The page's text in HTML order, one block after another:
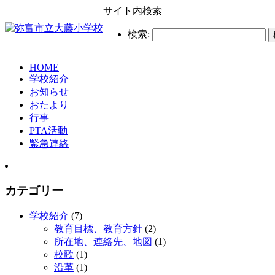
サイト内検索
検索:
HOME
学校紹介
お知らせ
おたより
行事
PTA活動
緊急連絡
カテゴリー
学校紹介 (7)
教育目標、教育方針 (2)
所在地、連絡先、地図 (1)
校歌 (1)
沿革 (1)